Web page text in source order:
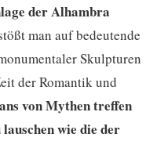
der Alhambra
man auf bedeutende
Skulpturen
der Romantik und
von Mythen treffen
wie die der